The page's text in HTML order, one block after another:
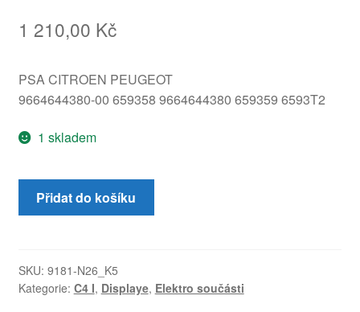
1 210,00 Kč
PSA CITROEN PEUGEOT
9664644380-00 659358 9664644380 659359 6593T2
1 skladem
Display
Citroën
00
659358
Přidat do košíku
SKU: 9181-N26_K5
Kategorie: C4 I, Displaye, Elektro součásti